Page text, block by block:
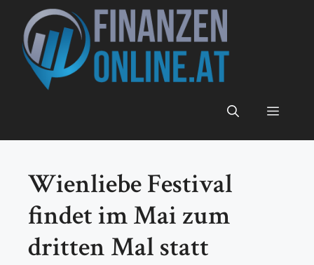
Inhalt
springen
Menü
Wienliebe Festival
findet im Mai zum
dritten Mal statt